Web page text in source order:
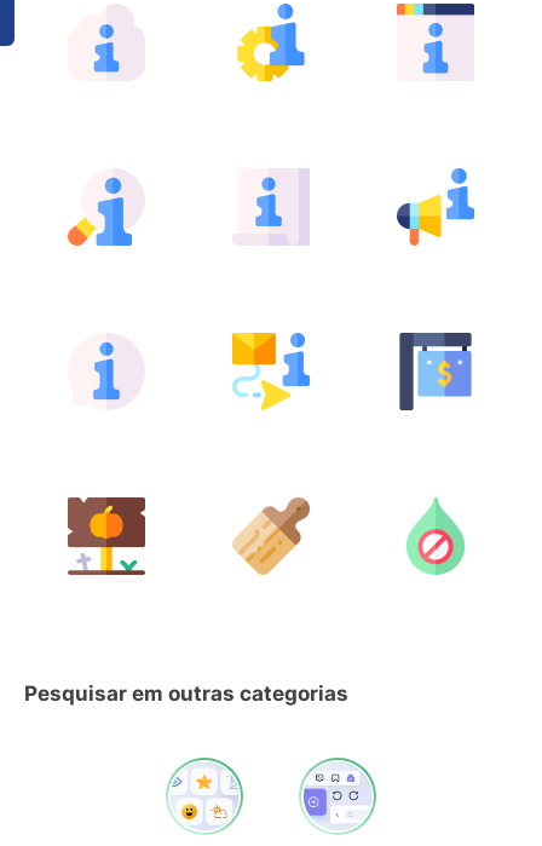
Pesquisar em outras categorias